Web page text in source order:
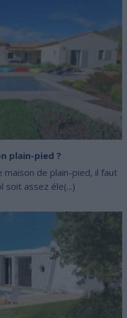
plain-pied ?
maison de plain-pied, il faut
soit assez éle(...)